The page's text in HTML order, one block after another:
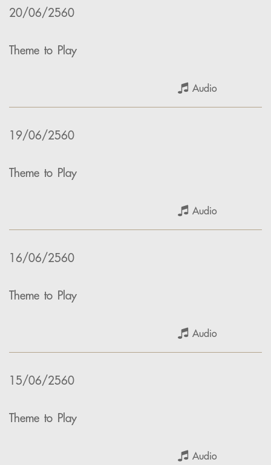
20/06/2560
Theme to Play
Audio
19/06/2560
Theme to Play
Audio
16/06/2560
Theme to Play
Audio
15/06/2560
Theme to Play
Audio